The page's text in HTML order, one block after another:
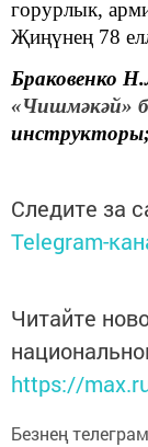
горурлык,
Җиңүнең 78
Браковенко Н
«Чишмәкәй»
инструкторы;
Следите за
Telegram-
Читайте
https://
Безнең